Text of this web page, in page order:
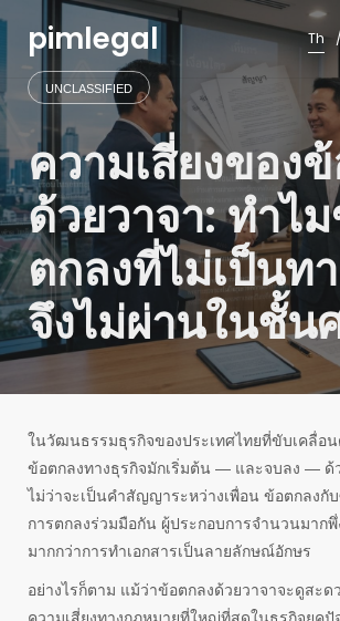
contentpimlegal Th
UNCLASSIFIED
ความเสี่ยงของ
ด้วยวาจา: ทำไ
ตกลงที่ไม่เป็นท
จึงไม่ผ่านในชั้น
ในวัฒนธรรมธุรกิจของประเทศไทยที่ขับเคลื่อ
ข้อตกลงทางธุรกิจมักเริ่มต้น — และจบลง — ด้
ไม่ว่าจะเป็นคำสัญญาระหว่างเพื่อน ข้อตกลงกั
การตกลงร่วมมือกัน ผู้ประกอบการจำนวนมากพึ่
มากกว่าการทำเอกสารเป็นลายลักษณ์อักษร
อย่างไรก็ตาม แม้ว่าข้อตกลงด้วยวาจาจะดูสะด